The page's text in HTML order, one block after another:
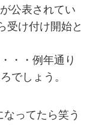
公表されてい
受け付け開始と
・・例年通り
でしょう。
ってたら笑う